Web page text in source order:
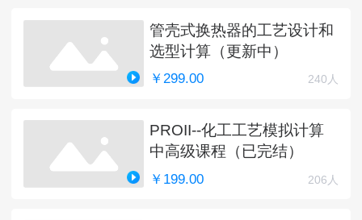
管壳式换热器的工艺设计和
选型计算（更新中）
￥299.00 240人
PROII--化工工艺模拟计算
中高级课程（已完结）
￥199.00 206人